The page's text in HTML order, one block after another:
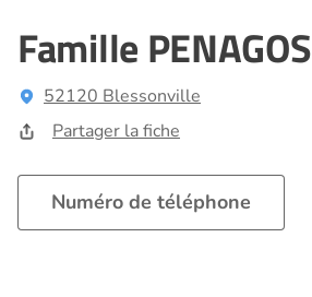
Famille PENAGOS
52120 Blessonville
Partager la fiche
Numéro de téléphone